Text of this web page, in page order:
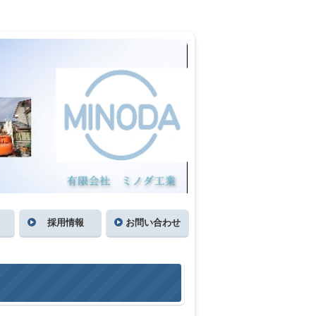
採用情報 お問い合わせ